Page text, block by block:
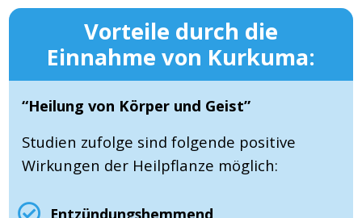
Vorteile durch die
Einnahme von Kurkuma:
“Heilung von Körper und Geist”
Studien zufolge sind folgende positive
Wirkungen der Heilpflanze möglich:
Entzündungshemmend